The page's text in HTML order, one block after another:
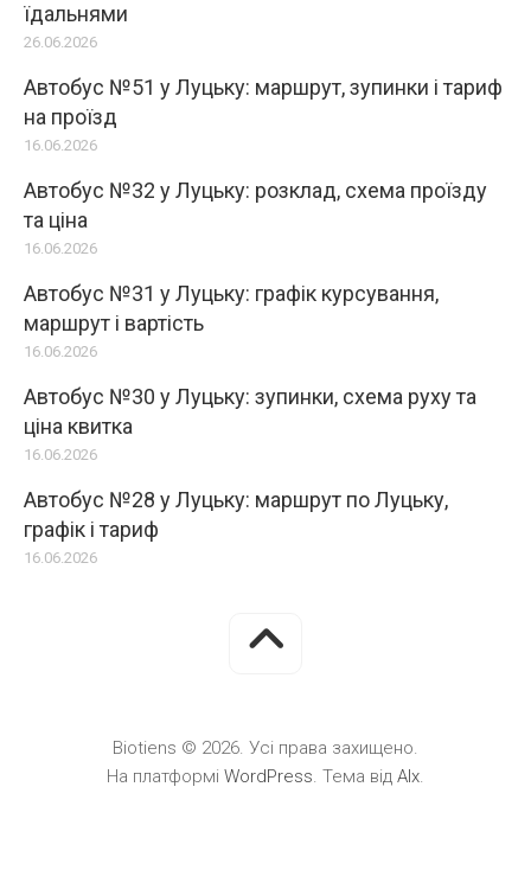
їдальнями
26.06.2026
Автобус №51 у Луцьку: маршрут, зупинки і тариф
на проїзд
16.06.2026
Автобус №32 у Луцьку: розклад, схема проїзду
та ціна
16.06.2026
Автобус №31 у Луцьку: графік курсування,
маршрут і вартість
16.06.2026
Автобус №30 у Луцьку: зупинки, схема руху та
ціна квитка
16.06.2026
Автобус №28 у Луцьку: маршрут по Луцьку,
графік і тариф
16.06.2026
Biotiens © 2026. Усі права захищено.
На платформі WordPress. Тема від Alx.